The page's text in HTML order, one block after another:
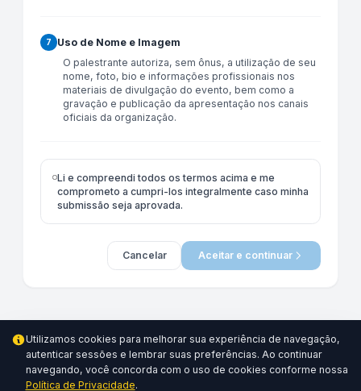
7
Uso de Nome e Imagem
O palestrante autoriza, sem ônus, a utilização de seu
nome, foto, bio e informações profissionais nos
materiais de divulgação do evento, bem como a
gravação e publicação da apresentação nos canais
oficiais da organização.
Li e compreendi todos os termos acima e me
comprometo a cumpri-los integralmente caso minha
submissão seja aprovada.
Cancelar Aceitar e continuar
© 2026 - MVP Conference Portal: 1.1.0
Utilizamos cookies para melhorar sua experiência de navegação,
autenticar sessões e lembrar suas preferências. Ao continuar
navegando, você concorda com o uso de cookies conforme nossa
Política de Privacidade.